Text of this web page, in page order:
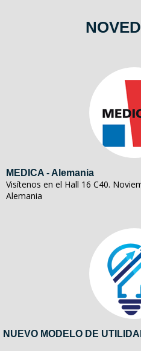
MEDICA - Alemania
Visítenos en el Hall 16 C40.
Alemania
NUEVO MODELO DE